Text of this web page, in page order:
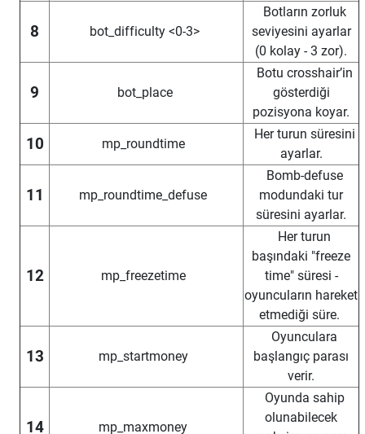
8 bot_difficulty <0-3>
Botların zorluk
seviyesini ayarlar
(0 kolay - 3 zor).
9 bot_place
Botu crosshair’in
gösterdiği
pozisyona koyar.
10 mp_roundtime
Her turun süresini
ayarlar.
11 mp_roundtime_defuse
Bomb-defuse
modundaki tur
süresini ayarlar.
12 mp_freezetime
Her turun
başındaki "freeze
time" süresi -
oyuncuların hareket
etmediği süre.
13 mp_startmoney
Oyunculara
başlangıç parası
verir.
14 mp_maxmoney
Oyunda sahip
olunabilecek